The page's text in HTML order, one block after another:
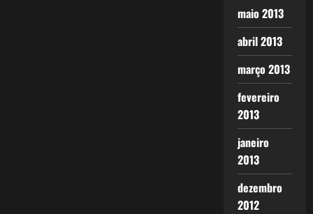
maio 2013
abril 2013
março 2013
fevereiro
2013
janeiro
2013
dezembro
2012